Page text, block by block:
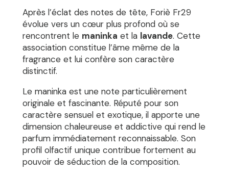
Après l’éclat des notes de tête, Foriè Fr29
évolue vers un cœur plus profond où se
rencontrent le maninka et la lavande. Cette
association constitue l’âme même de la
fragrance et lui confère son caractère
distinctif.
Le maninka est une note particulièrement
originale et fascinante. Réputé pour son
caractère sensuel et exotique, il apporte une
dimension chaleureuse et addictive qui rend le
parfum immédiatement reconnaissable. Son
profil olfactif unique contribue fortement au
pouvoir de séduction de la composition.